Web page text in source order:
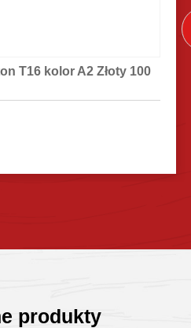
T16 kolor A2 Złoty 100
produkty